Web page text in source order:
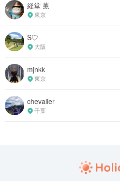
経堂 薫
東京
S♡
大阪
mjnkk
東京
chevalier
千葉